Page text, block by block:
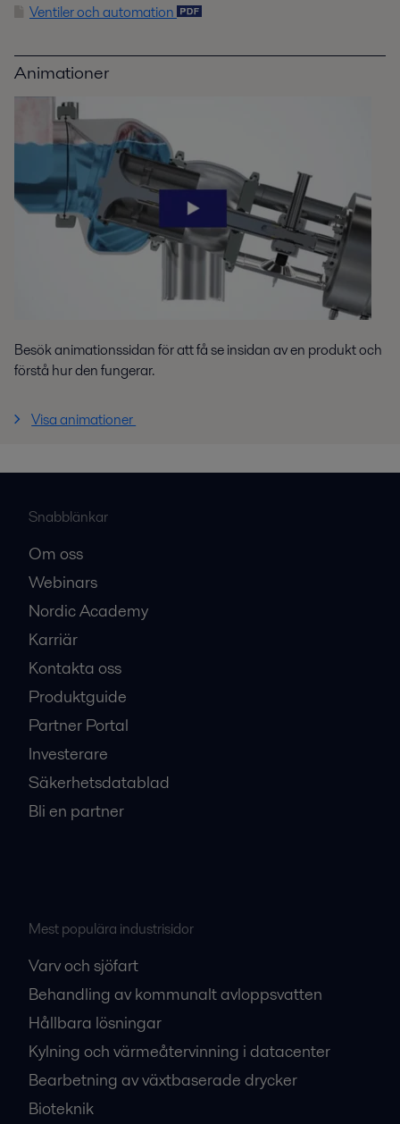
Ventiler och automation
Animationer
Besök animationssidan för att få se insidan av en produkt och
förstå hur den fungerar.
Visa animationer
Snabblänkar
Om oss
Webinars
Nordic Academy
Karriär
Kontakta oss
Produktguide
Partner Portal
Investerare
Säkerhetsdatablad
Bli en partner
Mest populära industrisidor
Varv och sjöfart
Behandling av kommunalt avloppsvatten
Hållbara lösningar
Kylning och värmeåtervinning i datacenter
Bearbetning av växtbaserade drycker
Bioteknik